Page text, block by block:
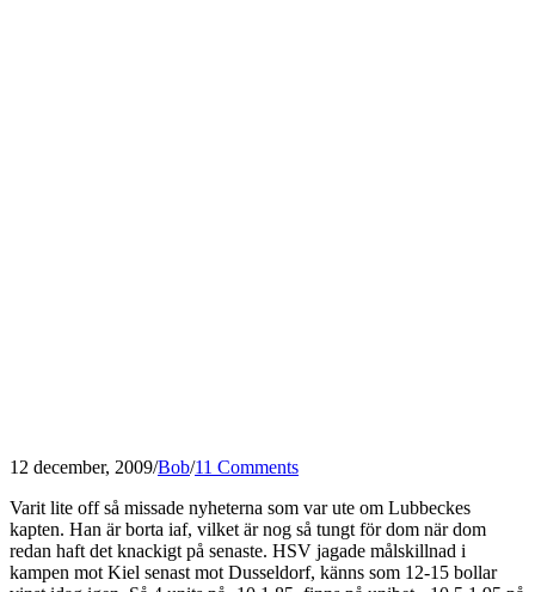
12 december, 2009/Bob/11 Comments
Varit lite off så missade nyheterna som var ute om Lubbeckes
kapten. Han är borta iaf, vilket är nog så tungt för dom när dom
redan haft det knackigt på senaste. HSV jagade målskillnad i
kampen mot Kiel senast mot Dusseldorf, känns som 12-15 bollar